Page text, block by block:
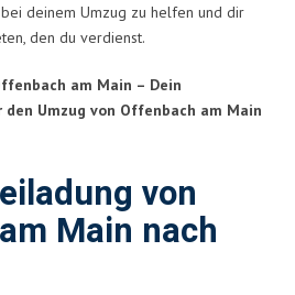
deinem Umzug zu helfen und dir
den du verdienst.
am Main – Dein
Umzug von Offenbach am Main
von
Main nach